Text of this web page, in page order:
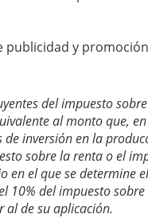
publicidad y promoción
del impuesto
al monto que,
inversión en la
sobre la renta o el
en el que se determine
10% del impuesto
al de su aplicación.